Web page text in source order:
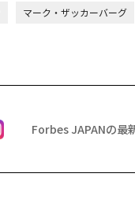
マーク・ザッカーバーグ
Forbes JAPANの最